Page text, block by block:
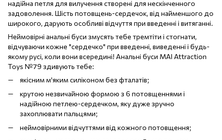
надійна петля для вилучення створені для нескінченного
задоволення. Шість потовщень-сердечок, від найменшого до
широкого, дарують особливі відчуття при введенні і витяганні.
Неймовірні анальні буси змусять тебе тремтіти і стогнати,
відчуваючи кожне "сердечко" при введенні, виведенні і будь-
якому русі, коли вони всередині! Анальні буси MAI Attraction
Toys №79 здивують тебе:
якісним м'яким силіконом без фталатів;
крутою незвичайною формою з 6 потовщеннями і
надійною петлею-сердечком, яку дуже зручно
захоплювати пальцями;
неймовірними відчуттями від кожного потовщення;